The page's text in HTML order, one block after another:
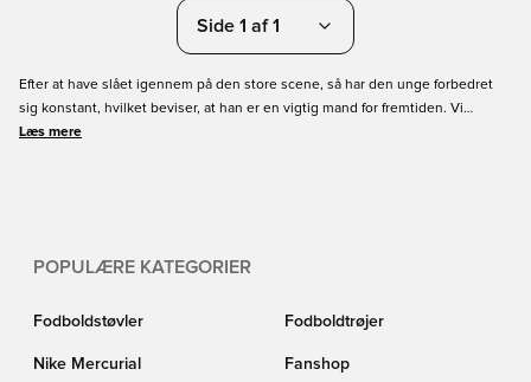
Side 1 af 1
Efter at have slået igennem på den store scene, så har den unge forbedret
sig konstant, hvilket beviser, at han er en vigtig mand for fremtiden. Vi
tilbyder både hjemme-, ude- og tredjetrøjen i alle størrelser. Få dit nye
Læs mere
POPULÆRE KATEGORIER
Fodboldstøvler Fodboldtrøjer
Nike Mercurial Fanshop